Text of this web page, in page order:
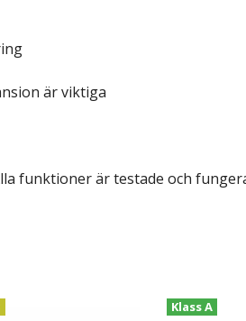
är viktiga
funktioner är testade och
Klass A